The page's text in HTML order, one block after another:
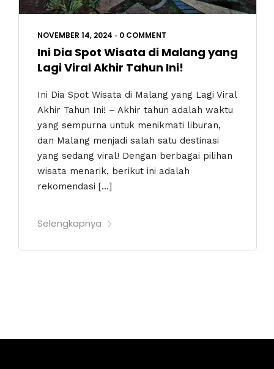
NOVEMBER 14, 2024 • 0 COMMENT
Ini Dia Spot Wisata di Malang yang
Lagi Viral Akhir Tahun Ini!
Ini Dia Spot Wisata di Malang yang Lagi Viral
Akhir Tahun Ini! – Akhir tahun adalah waktu
yang sempurna untuk menikmati liburan,
dan Malang menjadi salah satu destinasi
yang sedang viral! Dengan berbagai pilihan
wisata menarik, berikut ini adalah
rekomendasi […]
Selengkapnya